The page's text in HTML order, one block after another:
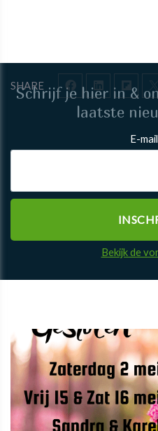
SHARE
Schrijf je hier in &
laatste
E-
Bekijk de